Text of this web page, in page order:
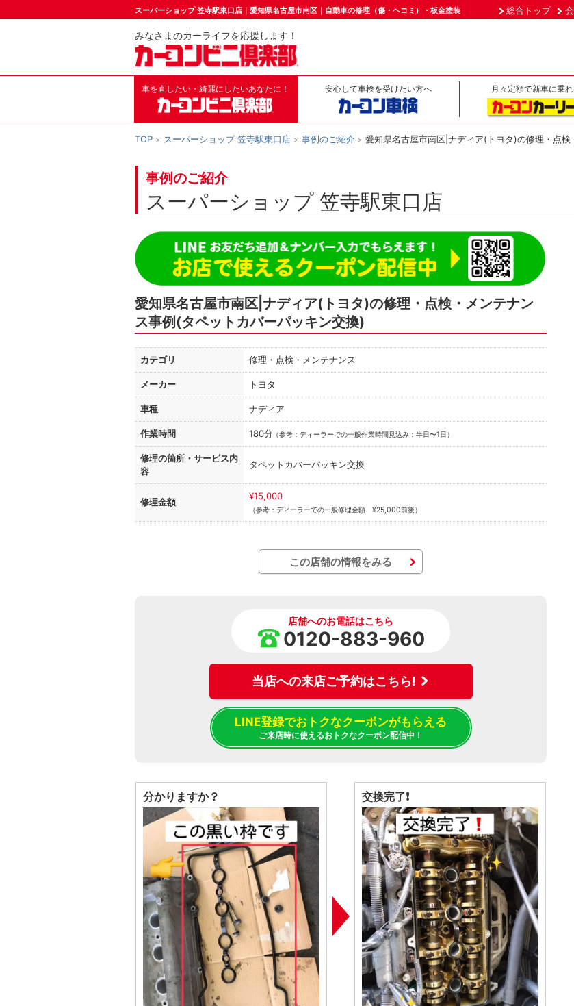
スーパーショップ 笠寺駅東口店｜愛知県名古屋市南区｜自動車の修理（傷・ヘコミ）・板金塗装 総合トップ
みなさまのカーライフを応援します！
車を直したい・綺麗にしたいあなたに！ 安心して車検を受けたい方へ 月々定額で新車に乗れ
TOP スーパーショップ 笠寺駅東口店 事例のご紹介 愛知県名古屋市南区|ナディア(トヨタ)の修理・点
事例のご紹介
スーパーショップ 笠寺駅東口店
愛知県名古屋市南区|ナディア(トヨタ)の修理・点検・メンテナン
ス事例(タペットカバーパッキン交換)
カテゴリ 修理・点検・メンテナンス
メーカー トヨタ
車種 ナディア
作業時間 180分（参考：ディーラーでの一般作業時間見込み：半日〜1日）
修理の箇所・ サービス内
容
タペットカバーパッキン交換
修理金額
¥15,000
（参考：ディーラーでの一般修理金額 ¥25,000前後）
この店舗の情報をみる
店舗へのお電話はこちら
0120-883-960
当店への来店ご予約はこちら!
LINE登録でおトクなクーポンがもらえる
ご来店時に使えるおトクなクーポン配信中！
分かりますか？ 交換完了❗️